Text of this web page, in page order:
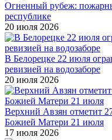
Огненный рубеж:
республике
20 июля 2026
В Белорецке 22 июля
ревизией на водозаборе
20 июля 2026
Верхний Авзян отметит
Божией Матери 21 июля
17 июля 2026